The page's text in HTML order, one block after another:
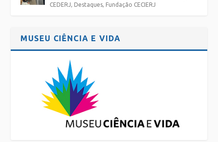
CEDERJ, Destaques, Fundação CECIERJ
MUSEU CIÊNCIA E VIDA